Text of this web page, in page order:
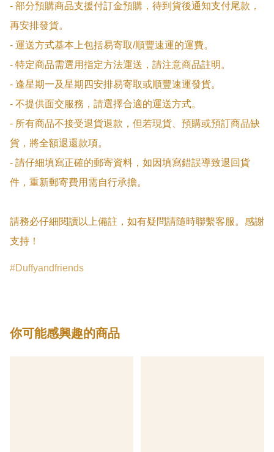
- 部分預購商品支援付訂金預購，待到貨後通知支付尾款，
再安排發貨。
- 運送方式基本上包括易寄取/順豐速運的運費。
- 特定商品需選用指定方法運送，請注意商品註明。
- 逢星期一及星期四安排易寄取或順豐速運發貨。
- 不提供面交服務，請選擇合適的運送方式。
- 所有商品不接受退貨退款，但若現貨、預購或預訂商品缺
貨，將全額退還款項。
- 請仔細填寫正確的郵寄資料，如因填寫錯誤導致退回貨
件，重新郵寄費用需自行承擔。
請務必仔細閱讀以上備註，如有疑問請隨時聯繫客服。感謝
支持！
Duffyandfriends
你可能感興趣的商品